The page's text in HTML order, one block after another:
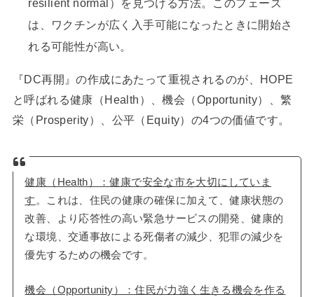
resilient normal）を見つける方法。このフェーズ
は、ワクチンが広く入手可能になったときに開始さ
れる可能性が高い。
『DC再開』の作成にあたって重視されるのが、HOPE
と呼ばれる健康（Health）、機会（Opportunity）、繁
栄（Prosperity）、公平（Equity）の4つの価値です。
健康（Health）：健康で安全な市を大切にしていま
す。これは、住民の健康の確保に加えて、健康状態の
改善、より応答性の高い緊急サービスの開発、健康的
な環境、交通事故による死傷者の減少、犯罪の減少を
優先するための機会です。
機会（Opportunity）：住民が力強く生きる機会を作る